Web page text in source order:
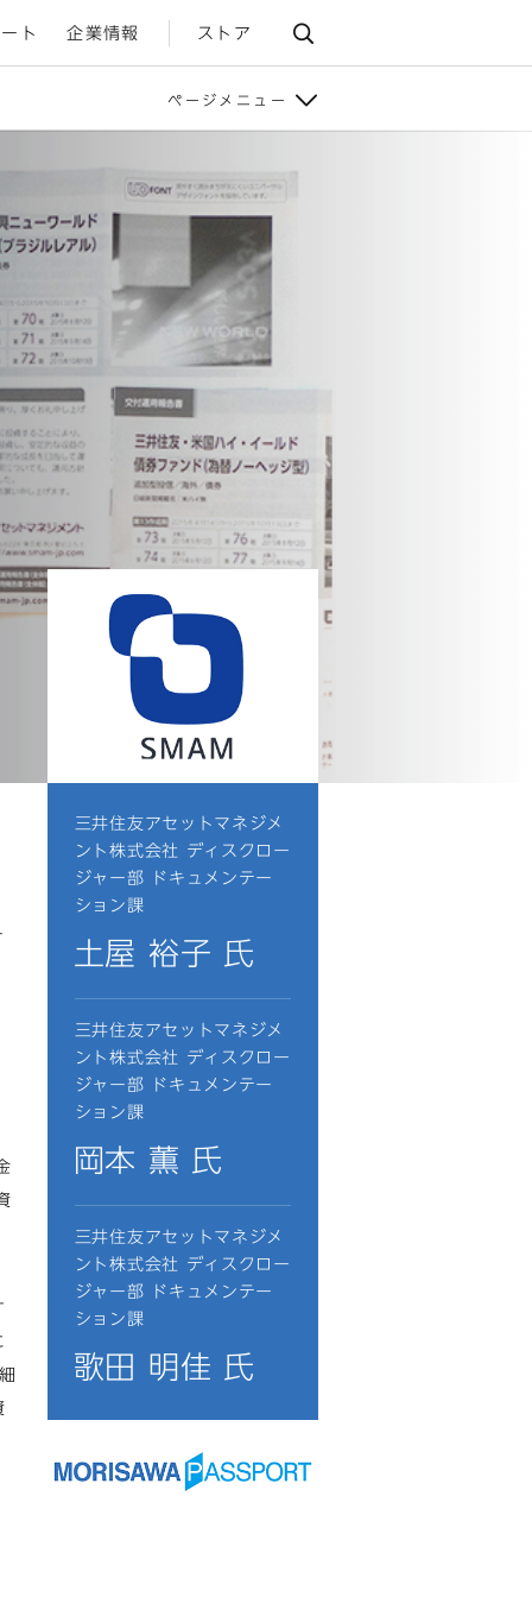
ト 企業情報 ストア
ページメニュー
三井住友アセットマネジメ
ント株式会社 ディスクロー
ジャー部 ドキュメンテー
ション課
土屋 裕子 氏
三井住友アセットマネジメ
ント株式会社 ディスクロー
ジャー部 ドキュメンテー
ション課
岡本 薫 氏
三井住友アセットマネジメ
ント株式会社 ディスクロー
ジャー部 ドキュメンテー
ション課
歌田 明佳 氏